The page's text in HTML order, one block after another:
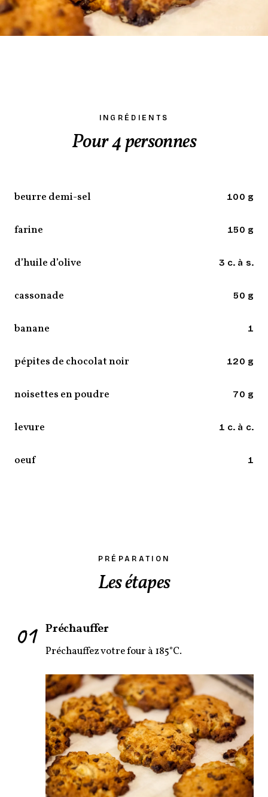
INGRÉDIENTS
Pour 4 personnes
beurre demi-sel 100 g
farine 150 g
d’huile d’olive 3 c. à s.
cassonade 50 g
banane 1
pépites de chocolat noir 120 g
noisettes en poudre 70 g
levure 1 c. à c.
oeuf 1
PRÉPARATION
Les étapes
01 Préchauffer
Préchauffez votre four à 185°C.